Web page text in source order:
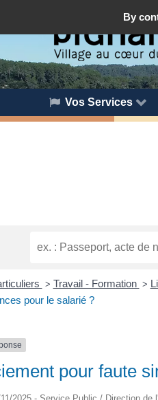
Vos Services
> Travail - Formation >
pour le salarié ?
pour faute
By